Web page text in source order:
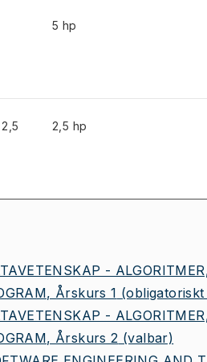
5 hp
2,5
2,5 hp
-
Årskurs 1
-
Årskurs 2 (valbar)